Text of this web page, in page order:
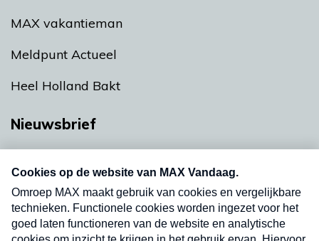
MAX vakantieman
Meldpunt Actueel
Heel Holland Bakt
Nieuwsbrief
nieuwsbrief. Elke vrijdag- en dinsdagochtend in
uw mailbox.
Verzend